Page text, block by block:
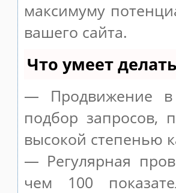
максимуму
вашего сайта.
Что умеет
— Продвижение в
подбор запросов,
высокой степенью
— Регулярная
чем 100